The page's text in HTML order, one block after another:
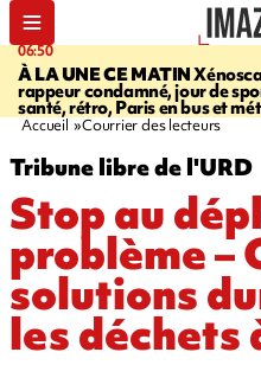
06:50
À LA UNE CE MATIN
rappeur condamné, jour de
santé, rétro, Paris en bus et
Accueil Courrier des lecteurs
Tribune libre de l'URD
Stop au
problème –
solutions
les déchets